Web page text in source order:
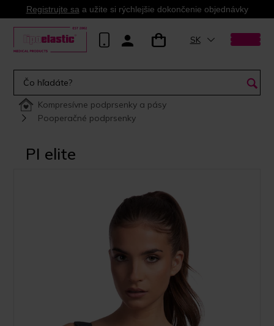
Registrujte sa a užite si rýchlejšie dokončenie objednávky
SK
Kompresívne podprsenky a pásy
Pooperačné podprsenky
PI elite